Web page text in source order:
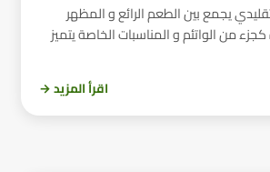
يجمع بين الطعم الرائع و المظهر
من الواتئم و المناسبات الخاصة يتميز
اقرأ المزيد →